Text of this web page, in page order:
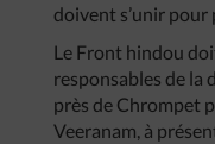
doivent s’unir
Le Front hindou
responsables de
près de Chrompet
Veeranam, à